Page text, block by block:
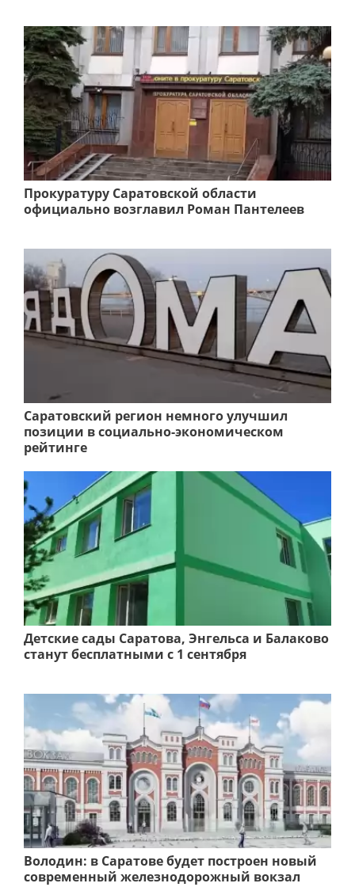
Прокуратуру Саратовской области
официально возглавил Роман Пантелеев
Саратовский регион немного улучшил
позиции в социально-экономическом
рейтинге
Детские сады Саратова, Энгельса и Балаково
станут бесплатными с 1 сентября
Володин: в Саратове будет построен новый
современный железнодорожный вокзал